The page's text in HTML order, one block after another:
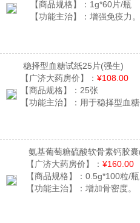
【商品规格】： 1g*60片/瓶
【功能主治】： 增强免疫力。
稳择型血糖试纸25片(强生)
【广济大药房价】： ¥108.00
【商品规格】： 25张
【功能主治】： 用于稳择型血
氨基葡萄糖硫酸软骨素钙胶囊
【广济大药房价】： ¥160.00
【商品规格】： 0.5g*100粒/瓶
【功能主治】： 增加骨密度。